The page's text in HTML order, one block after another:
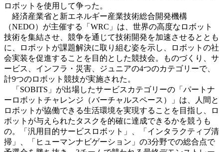
ロボットを使用して争った。
経済産業省と新エネルギー産業技術総合開発機構
（NEDO）が主催する「WRC」は、世界の高度なロボット
技術を集結させ、競争を通じて技術開発を加速させるととも
に、ロボットが課題解決に取り組む姿を示し、ロボットの社
会実装を促進することを目的とした競技会。ものづくり、サ
ービス、インフラ・災害、ジュニアの4つのカテゴリーで、
計9つのロボット競技が実施された。
「SOBITS」が出場したサービスカテゴリーの「パートナ
ーロボットチャレンジ（バーチャルスペース）」は、人間と
ロボットが協働できる生活環境を実現することを目指し、ロ
ボットが与えられたタスクを的確に達成できるかを競うも
の。「汎用目的サービスロボット」、「インタラクティブ清
掃」、「ヒューマンナビゲーション」の3分野での総合点で